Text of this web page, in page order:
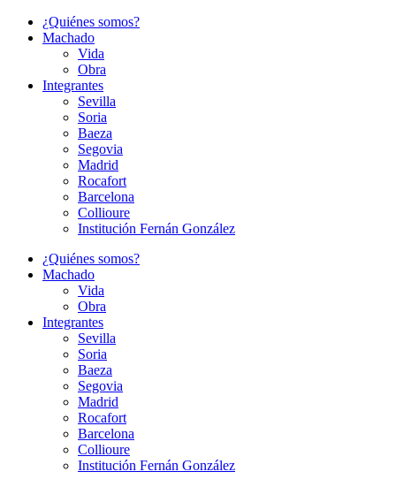
¿Quiénes somos?
Machado
Vida
Obra
Integrantes
Sevilla
Soria
Baeza
Segovia
Madrid
Rocafort
Barcelona
Collioure
Institución Fernán González
¿Quiénes somos?
Machado
Vida
Obra
Integrantes
Sevilla
Soria
Baeza
Segovia
Madrid
Rocafort
Barcelona
Collioure
Institución Fernán González